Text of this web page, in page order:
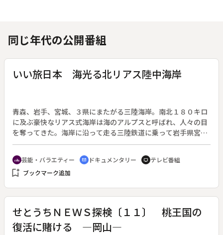
同じ年代の公開番組
いい旅日本 海光る北リアス陸中海岸
青森、岩手、宮城、３県にまたがる三陸海岸。南北１８０キロ
に及ぶ豪快なリアス式海岸は海のアルプスと呼ばれ、人々の目
を奪ってきた。海岸に沿って走る三陸鉄道に乗って岩手県宮古
市から久慈市まで、遅い春を迎えた岩手県陸中海岸の町を訪ね
歩く。最盛期を迎えた宮古沖のタコカゴ漁や、曲家の生活が残
る野田村、牛の美人コンテストなどを紹介する。
groups 芸能・バラエティー cinematic_blur ドキュメンタリー tv テレビ番組
bookmark_add ブックマーク追加
せとうちＮＥＷＳ探検〔１１〕 桃王国の
復活に賭ける ―岡山―